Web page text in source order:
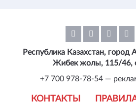
КОНТАКТЫ
Республика Казахстан, город
Жибек жолы, 115/46,
+7 700 978-78-54 —